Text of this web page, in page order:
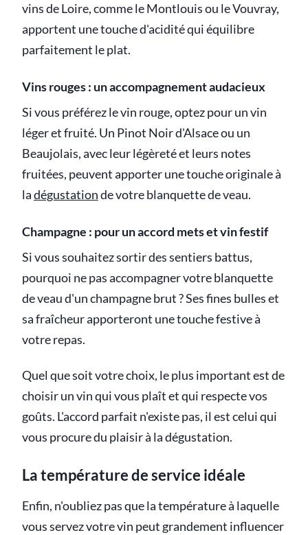
vins de Loire, comme le Montlouis ou le Vouvray,
apportent une touche d'acidité qui équilibre
parfaitement le plat.
Vins rouges : un accompagnement audacieux
Si vous préférez le vin rouge, optez pour un vin
léger et fruité. Un Pinot Noir d'Alsace ou un
Beaujolais, avec leur légèreté et leurs notes
fruitées, peuvent apporter une touche originale à
ladégustationde votre blanquette de veau.
Champagne : pour un accord mets et vin festif
Si vous souhaitez sortir des sentiers battus,
pourquoi ne pas accompagner votre blanquette
de veau d'un champagne brut ? Ses fines bulles et
sa fraîcheur apporteront une touche festive à
votre repas.
Quel que soit votre choix, le plus important est de
choisir un vin qui vous plaît et qui respecte vos
goûts. L'accord parfait n'existe pas, il est celui qui
vous procure du plaisir à la dégustation.
La température de service idéale
Enfin, n'oubliez pas que la température à laquelle
vous servez votre vin peut grandement influencer